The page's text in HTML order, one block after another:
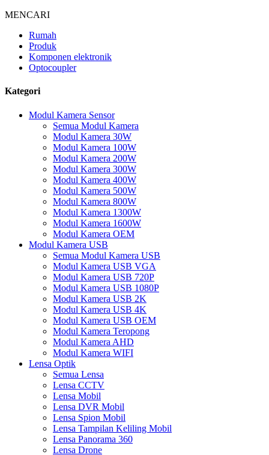
MENCARI
Rumah
Produk
Komponen elektronik
Optocoupler
Kategori
Modul Kamera Sensor
Semua Modul Kamera
Modul Kamera 30W
Modul Kamera 100W
Modul Kamera 200W
Modul Kamera 300W
Modul Kamera 400W
Modul Kamera 500W
Modul Kamera 800W
Modul Kamera 1300W
Modul Kamera 1600W
Modul Kamera OEM
Modul Kamera USB
Semua Modul Kamera USB
Modul Kamera USB VGA
Modul Kamera USB 720P
Modul Kamera USB 1080P
Modul Kamera USB 2K
Modul Kamera USB 4K
Modul Kamera USB OEM
Modul Kamera Teropong
Modul Kamera AHD
Modul Kamera WIFI
Lensa Optik
Semua Lensa
Lensa CCTV
Lensa Mobil
Lensa DVR Mobil
Lensa Spion Mobil
Lensa Tampilan Keliling Mobil
Lensa Panorama 360
Lensa Drone